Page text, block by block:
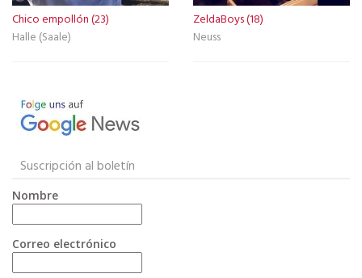
Chico empollón (23)
Halle (Saale)
ZeldaBoys (18)
Neuss
Suscripción al boletín
Nombre
Correo electrónico